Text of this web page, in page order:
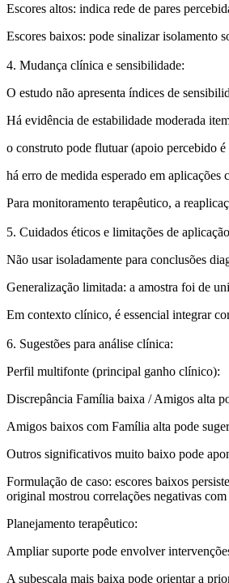
Escores altos: indica rede de pares
Escores baixos: pode sinalizarisolamento
4. Mudança clínica e sensibilidade:
O estudo não apresenta índices de
Há evidência de estabilidade moderada
o construto pode flutuar (apoio percebido é
há erro de medida esperado em aplicações
Para monitoramento terapêutico, a
5. Cuidados éticos e limitações de
Não usar isoladamente para conclusões
Generalização limitada: a amostra foi de
Em contexto clínico, é essencial integrar
6. Sugestões para análise clínica:
Perfil multifonte (principal ganho clínico):
Discrepância Família baixa / Amigos alta
Amigos baixos com Família alta pode
Outros significativos muito baixo pode
Formulação de caso: escores baixos
original mostrou correlações negativas
Planejamento terapêutico:
Ampliar suporte pode envolver
A subescala mais baixa pode orientar a